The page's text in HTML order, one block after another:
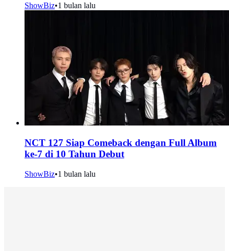
ShowBiz•1 bulan lalu
NCT 127 Siap Comeback dengan Full Album
ke-7 di 10 Tahun Debut
ShowBiz•1 bulan lalu